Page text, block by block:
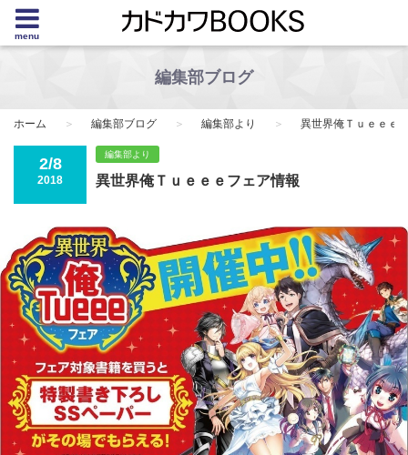
menu
編集部ブログ
ホーム 編集部ブログ 編集部より 異世界俺Ｔｕｅｅｅ
2/8
2018
編集部より
異世界俺Ｔｕｅｅｅフェア情報